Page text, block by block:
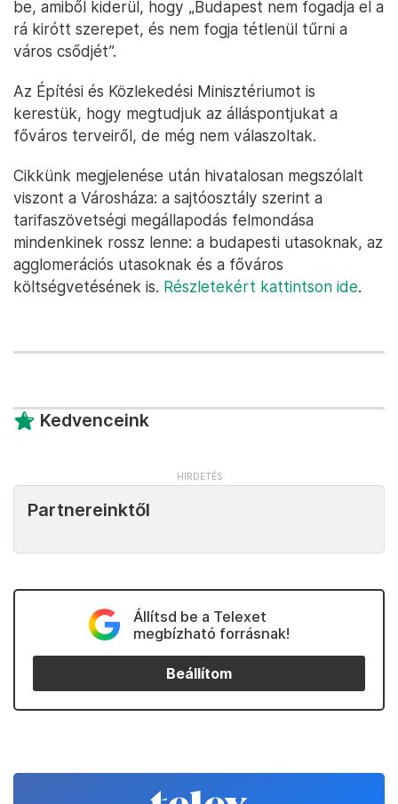
be, amiből kiderül, hogy „Budapest nem fogadja el a
rá kirótt szerepet, és nem fogja tétlenül tűrni a
város csődjét”.
Az Építési és Közlekedési Minisztériumot is
kerestük, hogy megtudjuk az álláspontjukat a
főváros terveiről, de még nem válaszoltak.
Cikkünk megjelenése után hivatalosan megszólalt
viszont a Városháza: a sajtóosztály szerint a
tarifaszövetségi megállapodás felmondása
mindenkinek rossz lenne: a budapesti utasoknak, az
agglomerációs utasoknak és a főváros
költségvetésének is. Részletekért kattintson ide.
Kedvenceink
Partnereinktől
Állítsd be a Telexet
megbízható forrásnak!
Beállítom